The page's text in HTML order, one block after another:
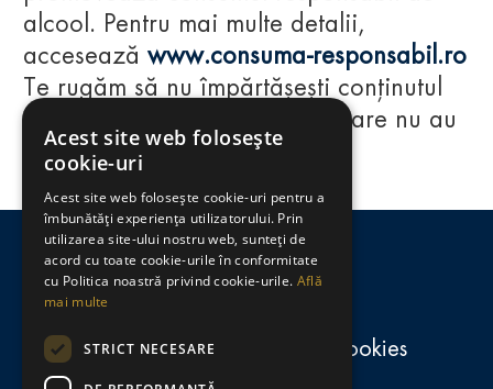
Regulamente
consumă-responsabil.ro
Politica de confidențialitate și cookies
alcool. Pentru mai multe detalii,
accesează www.consuma-responsabil.ro
Te rugăm să nu împărtășești conținutul
acestui website cu persoane care nu au
împlinit vârsta de 18 ani.
Acest site web folosește
cookie-uri
Acest site web folosește cookie-uri pentru a
îmbunătăți experiența utilizatorului. Prin
utilizarea site-ului nostru web, sunteți de
acord cu toate cookie-urile în conformitate
cu Politica noastră privind cookie-urile. Află
mai multe
STRICT NECESARE